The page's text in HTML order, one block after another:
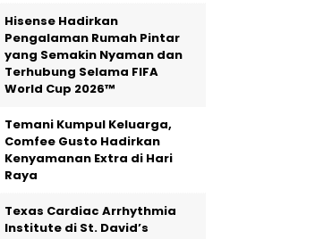
Hisense Hadirkan
Pengalaman Rumah Pintar
yang Semakin Nyaman dan
Terhubung Selama FIFA
World Cup 2026™
Temani Kumpul Keluarga,
Comfee Gusto Hadirkan
Kenyamanan Extra di Hari
Raya
Texas Cardiac Arrhythmia
Institute di St. David’s